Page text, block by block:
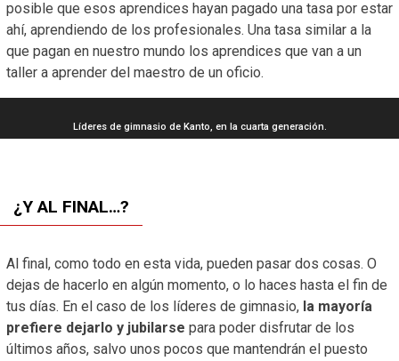
posible que esos aprendices hayan pagado una tasa por estar
ahí, aprendiendo de los profesionales. Una tasa similar a la
que pagan en nuestro mundo los aprendices que van a un
taller a aprender del maestro de un oficio.
Líderes de gimnasio de Kanto, en la cuarta generación.
¿Y AL FINAL…?
Al final, como todo en esta vida, pueden pasar dos cosas. O
dejas de hacerlo en algún momento, o lo haces hasta el fin de
tus días. En el caso de los líderes de gimnasio, la mayoría
prefiere dejarlo y jubilarse para poder disfrutar de los
últimos años, salvo unos pocos que mantendrán el puesto